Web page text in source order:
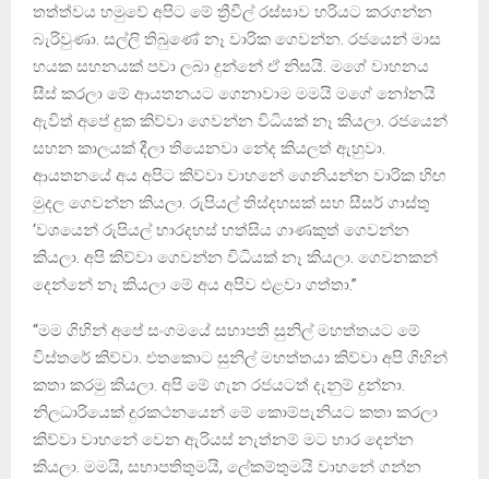
තත්ත්වය හමුවේ අපිට මේ ත්‍රීවීල් රස්සාව හරියට කරගන්න
බැරිවුණා. සල්ලි තිබුණේ නෑ වාරික ගෙවන්න. රජයෙන් මාස
හයක සහනයක් පවා ලබා දුන්නේ ඒ නිසයි. මගේ වාහනය
සීස් කරලා මේ ආයතනයට ගෙනාවාම මමයි මගේ නෝනයි
ඇවිත් අපේ දුක කිව්වා ගෙවන්න විධියක් නෑ කියලා. රජයෙන්
සහන කාලයක් දීලා තියෙනවා නේද කියලත් ඇහුවා.
ආයතනයේ අය අපිට කිව්වා වාහනේ ගෙනියන්න වාරික හිඟ
මුදල ගෙවන්න කියලා. රුපියල් තිස්දහසක් සහ සීසර් ගාස්තු
‘වශයෙන් රුපියල් භාරදහස් හත්සිය ගාණකුත් ගෙවන්න
කියලා. අපි කිව්වා ගෙවන්න විධියක් නෑ කියලා. ගෙවනකන්
දෙන්නේ නෑ කියලා මේ අය අපිව එළවා ගත්තා.”
“මම ගිහින් අපේ සංගමයේ සභාපති සුනිල් මහත්තයට මේ
විස්තරේ කිව්වා. එතකොට සුනිල් මහත්තයා කිව්වා අපි ගිහින්
කතා කරමු කියලා. අපි මේ ගැන රජයටත් දැනුම් දුන්නා.
නිලධාරියෙක් දුරකථනයෙන් මේ කොම්පැනියට කතා කරලා
කිව්වා වාහනේ වෙන ඇරියස් නැත්නම් මට භාර දෙන්න
කියලා. මමයි, සභාපතිතුමයි, ලේකම්තුමයි වාහනේ ගන්න